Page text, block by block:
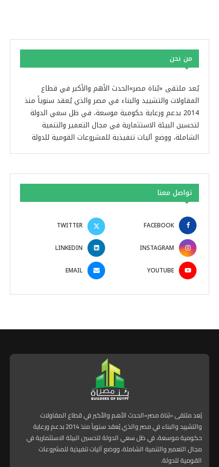
من نحن
يُعد ملتقى «بُناة مصر»الحدث الأهم والأكبر في قطاع
المقاولات والتشييد والبناء في مصر والذي يُعقد سنوياً منذ
2014 بدعم ورعاية حكومية موسعة، في ظل سعي الدولة
لتحسين البيئة الاستثمارية في مجال التعمير والتنمية
الشاملة، ووضع آليات تنفيذية للمشروعات القومية للدولة
تواصل معنا
FACEBOOK
TWITTER
INSTAGRAM
LINKEDIN
YOUTUBE
EMAIL
يُعد ملتقى «بُناة مصر»الحدث الأهم والأكبر في قطاع المقاولات
والتشييد والبناء في مصر والذي يُعقد سنوياً منذ 2014 بدعم ورعاية
حكومية موسعة، في ظل سعي الدولة لتحسين البيئة الاستثمارية في
مجال التعمير والتنمية الشاملة، ووضع آليات تنفيذية للمشروعات
القومية للدولة.